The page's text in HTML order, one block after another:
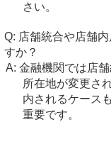
さい。
店舗統合や店舗
すか？
金融機関では店
所在地が変更さ
内されるケース
重要です。